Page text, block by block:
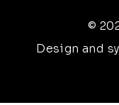
©
Design and